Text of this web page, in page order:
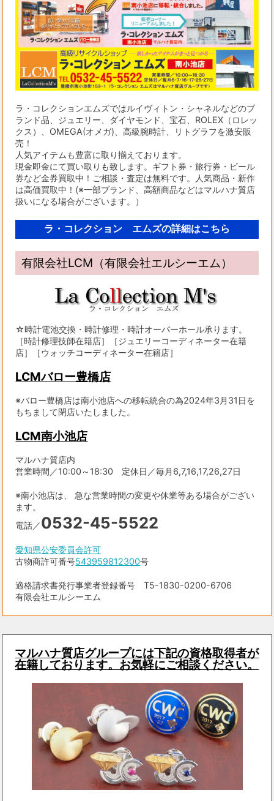
ラ・コレクションエムズではルイヴィトン・シャネルなどのブ
ランド品、ジュエリー、ダイヤモンド、宝石、ROLEX（ロレッ
クス）、OMEGA(オメガ)、高級腕時計、リトグラフを激安販
売！
人気アイテムも豊富に取り揃えております。
現金即金にて買い取りも致します。ギフト券・旅行券・ビール
券など金券買取中！ご相談・査定は無料です。人気商品・新作
は高価買取中！(※一部ブランド、高額商品などはマルハナ質店
扱いになる場合がございます。）
ラ・コレクション エムズの詳細はこちら
有限会社LCM（有限会社エルシーエム）
☆時計電池交換・時計修理・時計オーバーホール承ります。
［時計修理技師在籍店］［ジュエリーコーディネーター在籍
店］［ウォッチコーディネーター在籍店］
LCMバロー豊橋店
※バロー豊橋店は南小池店への移転統合の為2024年3月31日を
もちまして閉店いたしました。
LCM南小池店
マルハナ質店内
営業時間／10:00～18:30 定休日／毎月6,7,16,17,26,27日
※南小池店は、 急な営業時間の変更や休業等ある場合がござい
ます。
電話／0532-45-5522
愛知県公安委員会許可
古物商許可番号543959812300号
適格請求書発行事業者登録番号 T5-1830-0200-6706
有限会社エルシーエム
マルハナ質店グループには下記の資格取得者が
在籍しております。お気軽にご相談ください。